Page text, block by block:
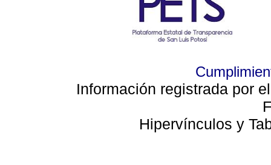
Información registrada por
Hipervínculos y